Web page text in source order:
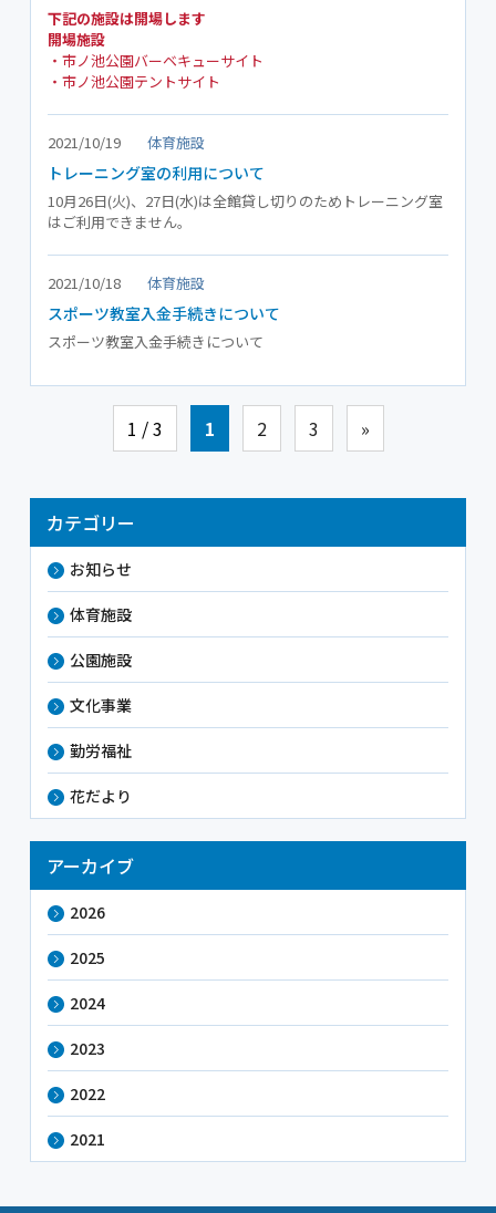
下記の施設は開場します
開場施設
・市ノ池公園バーベキューサイト
・市ノ池公園テントサイト
2021/10/19 体育施設
トレーニング室の利用について
10月26日(火)、27日(水)は全館貸し切りのためトレーニング室
はご利用できません。
2021/10/18 体育施設
スポーツ教室入金手続きについて
スポーツ教室入金手続きについて
1 / 3 1 2 3 »
カテゴリー
お知らせ
体育施設
公園施設
文化事業
勤労福祉
花だより
アーカイブ
2026
2025
2024
2023
2022
2021